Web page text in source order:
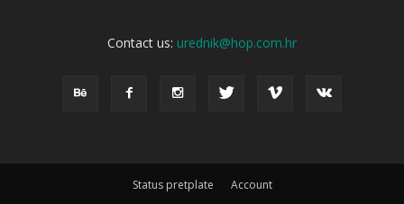
Contact us: urednik@hop.com.hr
Status pretplate Account